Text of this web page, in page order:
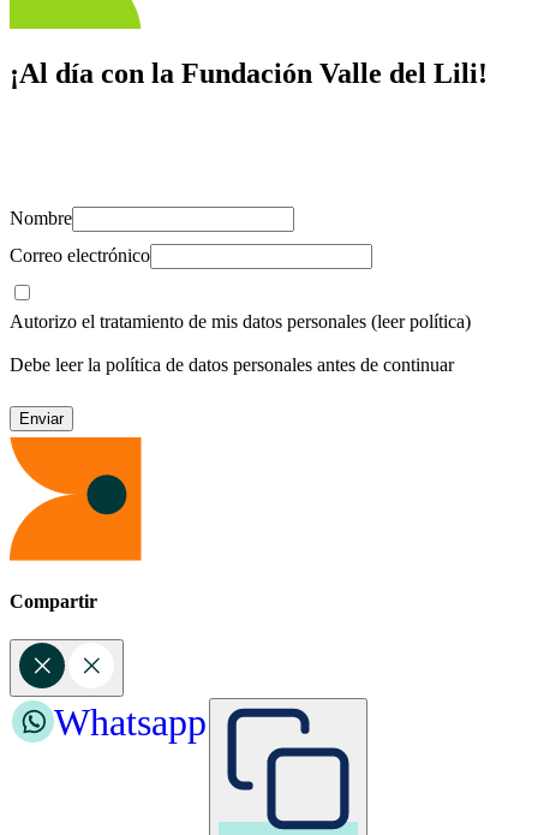
¡Al día con la Fundación Valle del Lili!
Nombre
Correo electrónico
Autorizo el tratamiento de mis datos personales (leer política)
Debe leer la política de datos personales antes de continuar
Compartir
Whatsapp